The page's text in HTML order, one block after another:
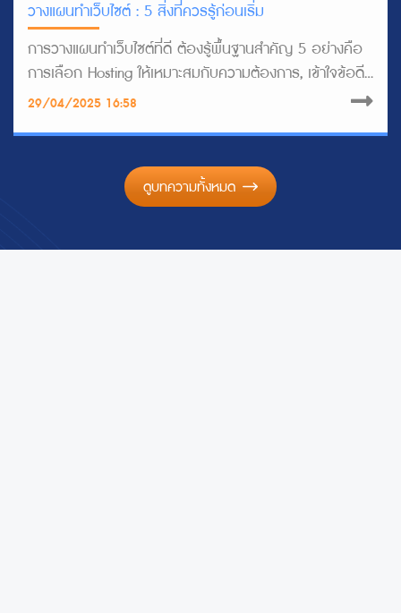
วางแผนทำเว็บไซต์ : 5 สิ่งที่ควรรู้ก่อนเริ่ม
การวางแผนทำเว็บไซต์ที่ดี ต้องรู้พื้นฐานสำคัญ 5 อย่างคือ
การเลือก Hosting ให้เหมาะสมกับความต้องการ, เข้าใจข้อดี
ข้อเสียของเว็บสำเร็จรูปเมื่อเทียบกับเว็บที่สร้างเอง, เลือก
การเลือกจ้างผู้ให้บริการทำเว็บไซต์ที่มีคุณภาพ น่าเชื่อถือ
และดูแลต่อเนื่องได้ดี ทั้งหมดนี้ช่วยให้คุณสามารถเริ่มต้นทำ
29/04/2025 16:58
ดูบทความทั้งหมด